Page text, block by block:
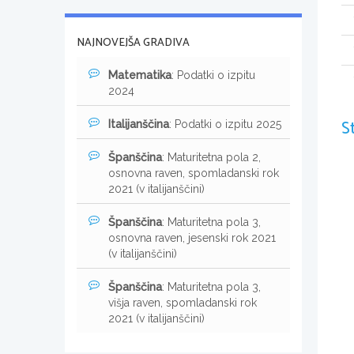
NAJNOVEJŠA GRADIVA
Matematika: Podatki o izpitu
2024
Italijanščina: Podatki o izpitu 2025
Španščina: Maturitetna pola 2,
osnovna raven, spomladanski rok
2021 (v italijanščini)
Španščina: Maturitetna pola 3,
osnovna raven, jesenski rok 2021
(v italijanščini)
Španščina: Maturitetna pola 3,
višja raven, spomladanski rok
2021 (v italijanščini)